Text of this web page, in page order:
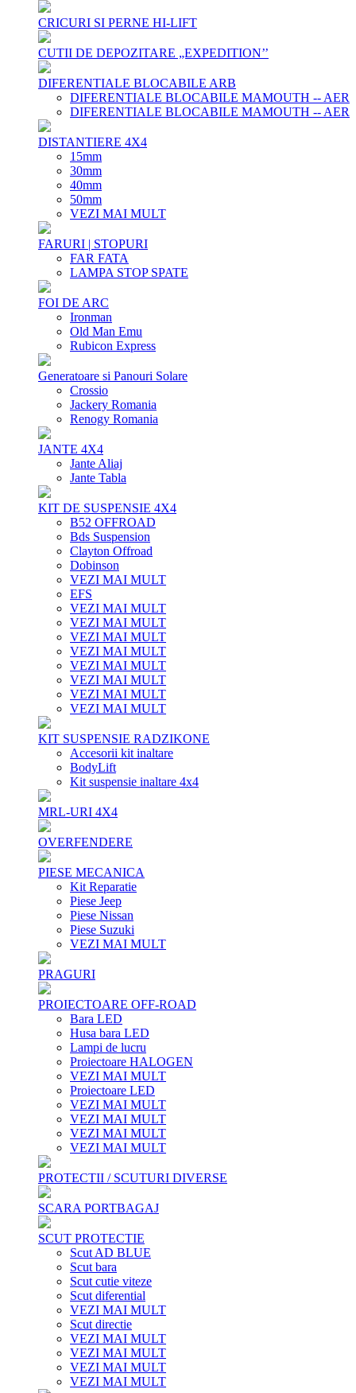
CRICURI SI PERNE HI-LIFT
CUTII DE DEPOZITARE „EXPEDITION’’
DIFERENTIALE BLOCABILE ARB
DIFERENTIALE BLOCABILE MAMOUTH -- AER
DIFERENTIALE BLOCABILE MAMOUTH -- AER
DISTANTIERE 4X4
15mm
30mm
40mm
50mm
VEZI MAI MULT
FARURI | STOPURI
FAR FATA
LAMPA STOP SPATE
FOI DE ARC
Ironman
Old Man Emu
Rubicon Express
Generatoare si Panouri Solare
Crossio
Jackery Romania
Renogy Romania
JANTE 4X4
Jante Aliaj
Jante Tabla
KIT DE SUSPENSIE 4X4
B52 OFFROAD
Bds Suspension
Clayton Offroad
Dobinson
VEZI MAI MULT
EFS
VEZI MAI MULT
VEZI MAI MULT
VEZI MAI MULT
VEZI MAI MULT
VEZI MAI MULT
VEZI MAI MULT
VEZI MAI MULT
VEZI MAI MULT
KIT SUSPENSIE RADZIKONE
Accesorii kit inaltare
BodyLift
Kit suspensie inaltare 4x4
MRL-URI 4X4
OVERFENDERE
PIESE MECANICA
Kit Reparatie
Piese Jeep
Piese Nissan
Piese Suzuki
VEZI MAI MULT
PRAGURI
PROIECTOARE OFF-ROAD
Bara LED
Husa bara LED
Lampi de lucru
Proiectoare HALOGEN
VEZI MAI MULT
Proiectoare LED
VEZI MAI MULT
VEZI MAI MULT
VEZI MAI MULT
VEZI MAI MULT
PROTECTII / SCUTURI DIVERSE
SCARA PORTBAGAJ
SCUT PROTECTIE
Scut AD BLUE
Scut bara
Scut cutie viteze
Scut diferential
VEZI MAI MULT
Scut directie
VEZI MAI MULT
VEZI MAI MULT
VEZI MAI MULT
VEZI MAI MULT